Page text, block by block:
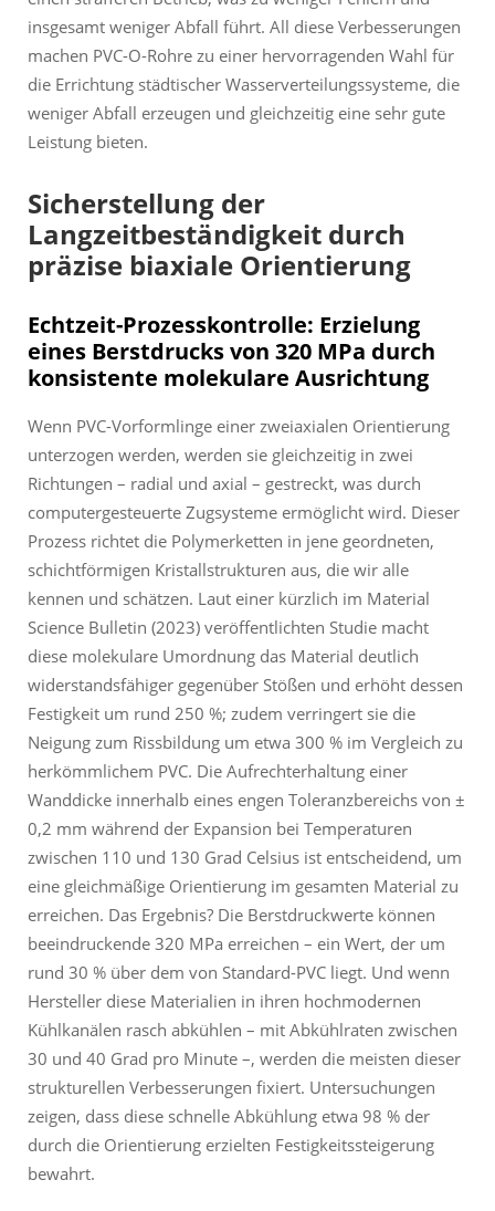
insgesamt weniger Abfall führt. All diese Verbesserungen
machen PVC-O-Rohre zu einer hervorragenden Wahl für
die Errichtung städtischer Wasserverteilungssysteme, die
weniger Abfall erzeugen und gleichzeitig eine sehr gute
Leistung bieten.
Sicherstellung der
Langzeitbeständigkeit durch
präzise biaxiale Orientierung
Echtzeit-Prozesskontrolle: Erzielung
eines Berstdrucks von 320 MPa durch
konsistente molekulare Ausrichtung
Wenn PVC-Vorformlinge einer zweiaxialen Orientierung
unterzogen werden, werden sie gleichzeitig in zwei
Richtungen – radial und axial – gestreckt, was durch
computergesteuerte Zugsysteme ermöglicht wird. Dieser
Prozess richtet die Polymerketten in jene geordneten,
schichtförmigen Kristallstrukturen aus, die wir alle
kennen und schätzen. Laut einer kürzlich im Material
Science Bulletin (2023) veröffentlichten Studie macht
diese molekulare Umordnung das Material deutlich
widerstandsfähiger gegenüber Stößen und erhöht dessen
Festigkeit um rund 250 %; zudem verringert sie die
Neigung zum Rissbildung um etwa 300 % im Vergleich zu
herkömmlichem PVC. Die Aufrechterhaltung einer
Wanddicke innerhalb eines engen Toleranzbereichs von ±
0,2 mm während der Expansion bei Temperaturen
zwischen 110 und 130 Grad Celsius ist entscheidend, um
eine gleichmäßige Orientierung im gesamten Material zu
erreichen. Das Ergebnis? Die Berstdruckwerte können
beeindruckende 320 MPa erreichen – ein Wert, der um
rund 30 % über dem von Standard-PVC liegt. Und wenn
Hersteller diese Materialien in ihren hochmodernen
Kühlkanälen rasch abkühlen – mit Abkühlraten zwischen
30 und 40 Grad pro Minute –, werden die meisten dieser
strukturellen Verbesserungen fixiert. Untersuchungen
zeigen, dass diese schnelle Abkühlung etwa 98 % der
durch die Orientierung erzielten Festigkeitssteigerung
bewahrt.